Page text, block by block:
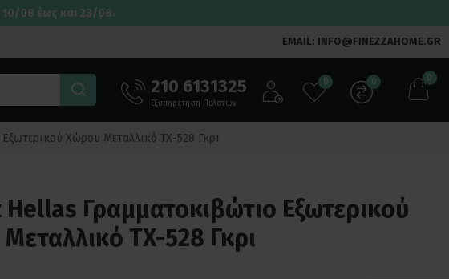
10/08 έως και 23/08.
EMAIL: INFO@FINEZZAHOME.GR
210 6131325
Εξυπηρέτηση Πελατών
0 0 0
Χώρου Μεταλλικό TX-528 Γκρι
Γραμματοκιβώτιο Εξωτερικού
TX-528 Γκρι